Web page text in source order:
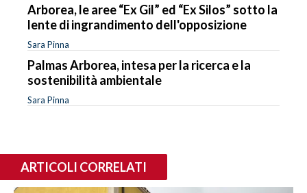
Arborea, le aree “Ex Gil” ed “Ex Silos” sotto la
lente di ingrandimento dell'opposizione
Sara Pinna
Palmas Arborea, intesa per la ricerca e la
sostenibilità ambientale
Sara Pinna
ARTICOLI CORRELATI